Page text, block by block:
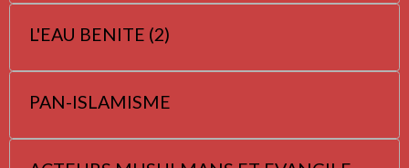
L'EAU BENITE (2)
PAN-ISLAMISME